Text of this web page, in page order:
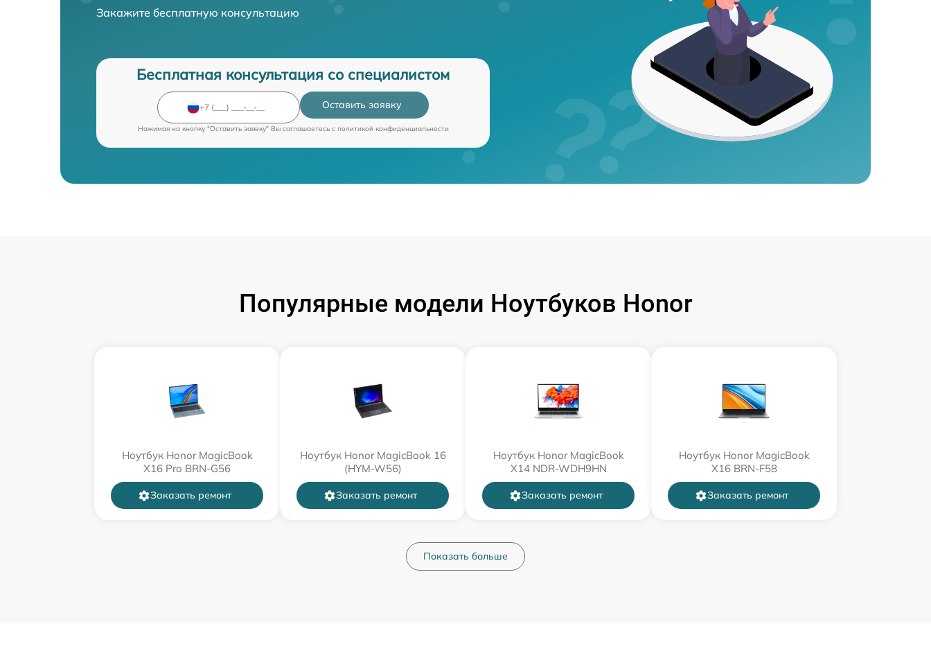
Закажите бесплатную консультацию
Бесплатная консультация со специалистом
Оставить заявку
Нажимая на кнопку "Оставить заявку" Вы соглашаетесь c политикой конфиденциальности
Популярные модели Ноутбуков Honor
Ноутбук Honor MagicBook
X16 Pro BRN-G56
Заказать ремонт
Ноутбук Honor MagicBook 16
(HYM-W56)
Заказать ремонт
Ноутбук Honor MagicBook
X14 NDR-WDH9HN
Заказать ремонт
Ноутбук Honor MagicBook
X16 BRN-F58
Заказать ремонт
Показать больше